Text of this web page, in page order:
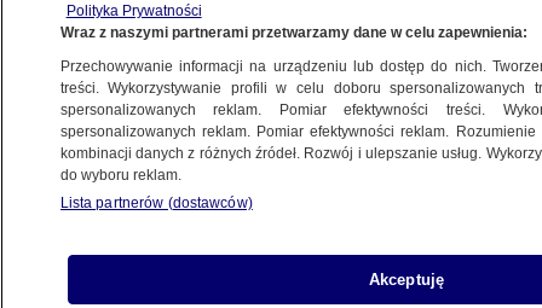
Komentarz Patryka Wachowca z Forum
Obywatelskiego Rozwoju
28.07.2021, 10:46
Udostępnij
Polityka Prywatności
Wraz z naszymi partnerami przetwarzamy dane w celu zapewnienia:
Przechowywanie informacji na urządzeniu lub dostęp do nich.
treści. Wykorzystywanie profili w celu doboru spersonalizowanych
spersonalizowanych reklam. Pomiar efektywności treści.
spersonalizowanych reklam. Pomiar efektywności reklam.
kombinacji danych z różnych źródeł. Rozwój i ulepszanie usług.
do wyboru reklam.
Lista partnerów (dostawców)
Akceptuję